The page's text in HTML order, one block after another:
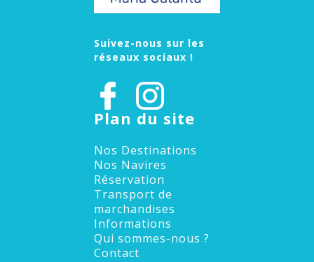
Suivez-nous sur les
réseaux sociaux !
Plan du site
Nos Destinations
Nos Navires
Réservation
Transport de
marchandises
Informations
Qui sommes-nous ?
Contact